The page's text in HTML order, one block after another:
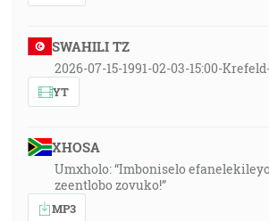
SWAHILI TZ
2026-07-15-1991-02-03-15:00-
YT
XHOSA
Umxholo: “Imboniselo
zeentlobo zovuko!”
MP3